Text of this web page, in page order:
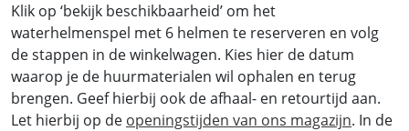
Klik op ‘bekijk beschikbaarheid’ om het
waterhelmenspel met 6 helmen te reserveren en volg
de stappen in de winkelwagen. Kies hier de datum
waarop je de huurmaterialen wil ophalen en terug
brengen. Geef hierbij ook de afhaal- en retourtijd aan.
Let hierbij op de openingstijden van ons magazijn. In de